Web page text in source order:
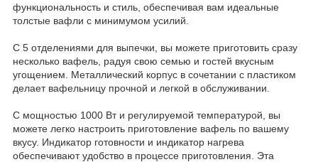
функциональность и стиль, обеспечивая вам идеальные
толстые вафли с минимумом усилий.
С 5 отделениями для выпечки, вы можете приготовить сразу
несколько вафель, радуя свою семью и гостей вкусным
угощением. Металлический корпус в сочетании с пластиком
делает вафельницу прочной и легкой в обслуживании.
С мощностью 1000 Вт и регулируемой температурой, вы
можете легко настроить приготовление вафель по вашему
вкусу. Индикатор готовности и индикатор нагрева
обеспечивают удобство в процессе приготовления. Эта